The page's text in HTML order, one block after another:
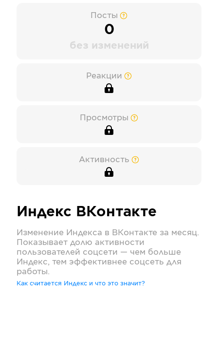
Посты
0
без изменений
Реакции
Просмотры
Активность
Индекс ВКонтакте
Изменение Индекса в ВКонтакте за месяц.
Показывает долю активности
пользователей соцсети — чем больше
Индекс, тем эффективнее соцсеть для
работы.
Как считается Индекс и что это значит?